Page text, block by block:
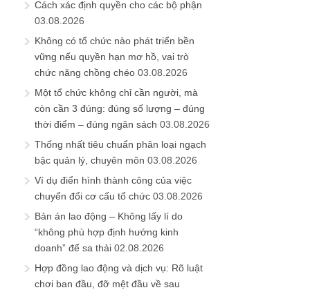
Cách xác định quyền cho các bộ phận
03.08.2026
Không có tổ chức nào phát triển bền
vững nếu quyền hạn mơ hồ, vai trò
chức năng chồng chéo 03.08.2026
Một tổ chức không chỉ cần người, mà
còn cần 3 đúng: đúng số lượng – đúng
thời điểm – đúng ngân sách 03.08.2026
Thống nhất tiêu chuẩn phân loại ngạch
bậc quản lý, chuyên môn 03.08.2026
Ví dụ điển hình thành công của việc
chuyển đổi cơ cấu tổ chức 03.08.2026
Bản án lao động – Không lấy lí do
“không phù hợp định hướng kinh
doanh” để sa thải 02.08.2026
Hợp đồng lao động và dịch vụ: Rõ luật
chơi ban đầu, đỡ mệt đầu về sau